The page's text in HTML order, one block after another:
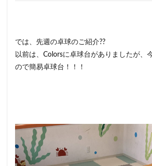
では、先週の卓球のご紹介??
以前は、Colorsに卓球台がありましたが、
ので簡易卓球台！！！